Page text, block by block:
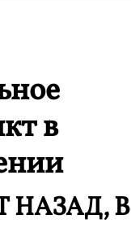
в
НАЗАД, В